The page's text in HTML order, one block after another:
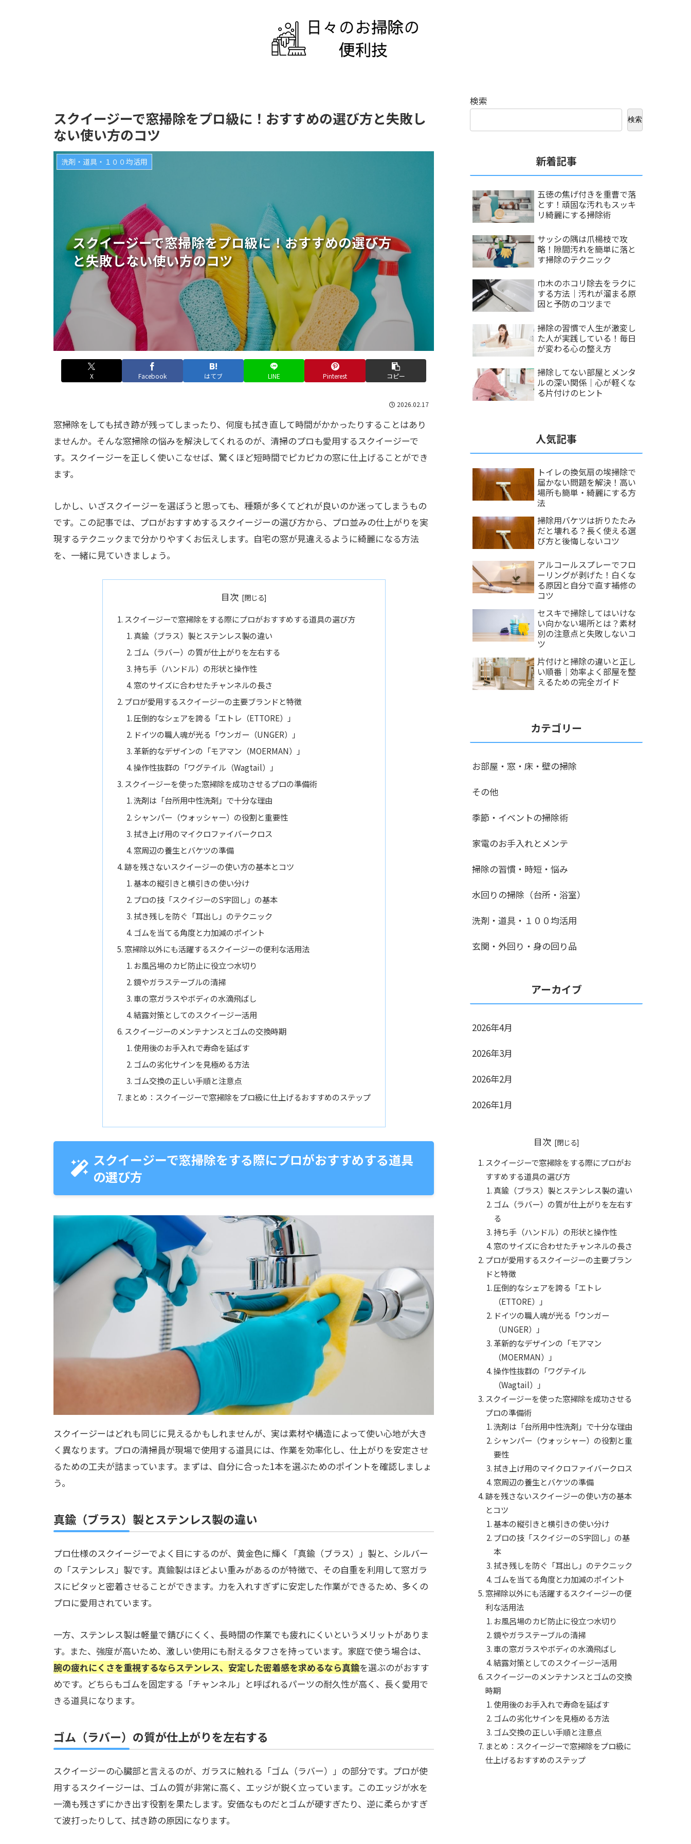
スクイージーで窓掃除をプロ級に！おすすめの選び方と失敗し
ない使い方のコツ
スクイージーで窓掃除をプロ級に！おすすめの選び方
と失敗しない使い方のコツ
洗剤・道具・１００均活用
X Facebook はてブ LINE Pinterest コピー
2026.02.17
窓掃除をしても拭き跡が残ってしまったり、何度も拭き直して時間がかかったりすることはあり
ませんか。そんな窓掃除の悩みを解決してくれるのが、清掃のプロも愛用するスクイージーで
す。スクイージーを正しく使いこなせば、驚くほど短時間でピカピカの窓に仕上げることができ
ます。
しかし、いざスクイージーを選ぼうと思っても、種類が多くてどれが良いのか迷ってしまうもの
です。この記事では、プロがおすすめするスクイージーの選び方から、プロ並みの仕上がりを実
現するテクニックまで分かりやすくお伝えします。自宅の窓が見違えるように綺麗になる方法
を、一緒に見ていきましょう。
目次
スクイージーで窓掃除をする際にプロがおすすめする道具の選び方
真鍮（ブラス）製とステンレス製の違い
ゴム（ラバー）の質が仕上がりを左右する
持ち手（ハンドル）の形状と操作性
窓のサイズに合わせたチャンネルの長さ
プロが愛用するスクイージーの主要ブランドと特徴
圧倒的なシェアを誇る「エトレ（ETTORE）」
ドイツの職人魂が光る「ウンガー（UNGER）」
革新的なデザインの「モアマン（MOERMAN）」
操作性抜群の「ワグテイル（Wagtail）」
スクイージーを使った窓掃除を成功させるプロの準備術
洗剤は「台所用中性洗剤」で十分な理由
シャンパー（ウォッシャー）の役割と重要性
拭き上げ用のマイクロファイバークロス
窓周辺の養生とバケツの準備
跡を残さないスクイージーの使い方の基本とコツ
基本の縦引きと横引きの使い分け
プロの技「スクイジーのS字回し」の基本
拭き残しを防ぐ「耳出し」のテクニック
ゴムを当てる角度と力加減のポイント
窓掃除以外にも活躍するスクイージーの便利な活用法
お風呂場のカビ防止に役立つ水切り
鏡やガラステーブルの清掃
車の窓ガラスやボディの水滴飛ばし
結露対策としてのスクイージー活用
スクイージーのメンテナンスとゴムの交換時期
使用後のお手入れで寿命を延ばす
ゴムの劣化サインを見極める方法
ゴム交換の正しい手順と注意点
まとめ：スクイージーで窓掃除をプロ級に仕上げるおすすめのステップ
スクイージーで窓掃除をする際にプロがおすすめする道具
の選び方
スクイージーはどれも同じに見えるかもしれませんが、実は素材や構造によって使い心地が大き
く異なります。プロの清掃員が現場で使用する道具には、作業を効率化し、仕上がりを安定させ
るための工夫が詰まっています。まずは、自分に合った1本を選ぶためのポイントを確認しましょ
う。
真鍮（ブラス）製とステンレス製の違い
プロ仕様のスクイージーでよく目にするのが、黄金色に輝く「真鍮（ブラス）」製と、シルバー
の「ステンレス」製です。真鍮製はほどよい重みがあるのが特徴で、その自重を利用して窓ガラ
スにピタッと密着させることができます。力を入れすぎずに安定した作業ができるため、多くの
プロに愛用されています。
一方、ステンレス製は軽量で錆びにくく、長時間の作業でも疲れにくいというメリットがありま
す。また、強度が高いため、激しい使用にも耐えるタフさを持っています。家庭で使う場合は、
腕の疲れにくさを重視するならステンレス、安定した密着感を求めるなら真鍮を選ぶのがおすす
めです。どちらもゴムを固定する「チャンネル」と呼ばれるパーツの耐久性が高く、長く愛用で
きる道具になります。
ゴム（ラバー）の質が仕上がりを左右する
スクイージーの心臓部と言えるのが、ガラスに触れる「ゴム（ラバー）」の部分です。プロが使
用するスクイージーは、ゴムの質が非常に高く、エッジが鋭く立っています。このエッジが水を
一滴も残さずにかき出す役割を果たします。安価なものだとゴムが硬すぎたり、逆に柔らかすぎ
て波打ったりして、拭き跡の原因になります。
検索
検索
新着記事
五徳の焦げ付きを重曹で落
とす！頑固な汚れもスッキ
リ綺麗にする掃除術
サッシの隅は爪楊枝で攻
略！隙間汚れを簡単に落と
す掃除のテクニック
巾木のホコリ除去をラクに
する方法｜汚れが溜まる原
因と予防のコツまで
掃除の習慣で人生が激変し
た人が実践している！毎日
が変わる心の整え方
掃除してない部屋とメンタ
ルの深い関係｜心が軽くな
る片付けのヒント
人気記事
トイレの換気扇の埃掃除で
届かない問題を解決！高い
場所も簡単・綺麗にする方
法
掃除用バケツは折りたたみ
だと壊れる？長く使える選
び方と後悔しないコツ
アルコールスプレーでフロ
ーリングが剥げた！白くな
る原因と自分で直す補修の
コツ
セスキで掃除してはいけな
い向かない場所とは？素材
別の注意点と失敗しないコ
ツ
片付けと掃除の違いと正し
い順番｜効率よく部屋を整
えるための完全ガイド
カテゴリー
お部屋・窓・床・壁の掃除
その他
季節・イベントの掃除術
家電のお手入れとメンテ
掃除の習慣・時短・悩み
水回りの掃除（台所・浴室）
洗剤・道具・１００均活用
玄関・外回り・身の回り品
アーカイブ
2026年4月
2026年3月
2026年2月
2026年1月
目次
スクイージーで窓掃除をする際にプロがお
すすめする道具の選び方
真鍮（ブラス）製とステンレス製の違い
ゴム（ラバー）の質が仕上がりを左右す
る
持ち手（ハンドル）の形状と操作性
窓のサイズに合わせたチャンネルの長さ
プロが愛用するスクイージーの主要ブラン
ドと特徴
圧倒的なシェアを誇る「エトレ
（ETTORE）」
ドイツの職人魂が光る「ウンガー
（UNGER）」
革新的なデザインの「モアマン
（MOERMAN）」
操作性抜群の「ワグテイル
（Wagtail）」
スクイージーを使った窓掃除を成功させる
プロの準備術
洗剤は「台所用中性洗剤」で十分な理由
シャンパー（ウォッシャー）の役割と重
要性
拭き上げ用のマイクロファイバークロス
窓周辺の養生とバケツの準備
跡を残さないスクイージーの使い方の基本
とコツ
基本の縦引きと横引きの使い分け
プロの技「スクイジーのS字回し」の基
本
拭き残しを防ぐ「耳出し」のテクニック
ゴムを当てる角度と力加減のポイント
窓掃除以外にも活躍するスクイージーの便
利な活用法
お風呂場のカビ防止に役立つ水切り
鏡やガラステーブルの清掃
車の窓ガラスやボディの水滴飛ばし
結露対策としてのスクイージー活用
スクイージーのメンテナンスとゴムの交換
時期
使用後のお手入れで寿命を延ばす
ゴムの劣化サインを見極める方法
ゴム交換の正しい手順と注意点
まとめ：スクイージーで窓掃除をプロ級に
仕上げるおすすめのステップ